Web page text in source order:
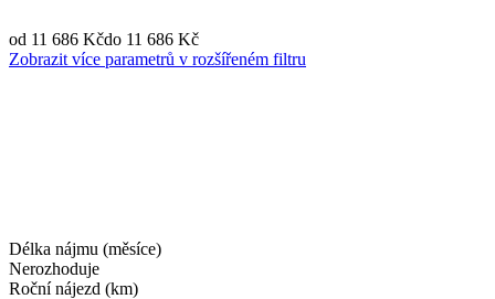
od 11 686 Kčdo 11 686 Kč
Zobrazit více parametrů v rozšířeném filtru
Délka nájmu (měsíce)
Nerozhoduje
Roční nájezd (km)